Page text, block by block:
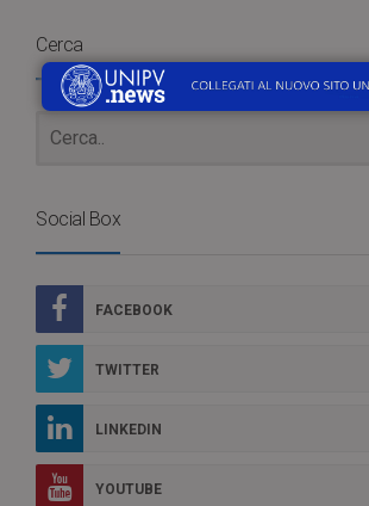
Cerca
Social Box
FACEBOOK
TWITTER
LINKEDIN
YOUTUBE